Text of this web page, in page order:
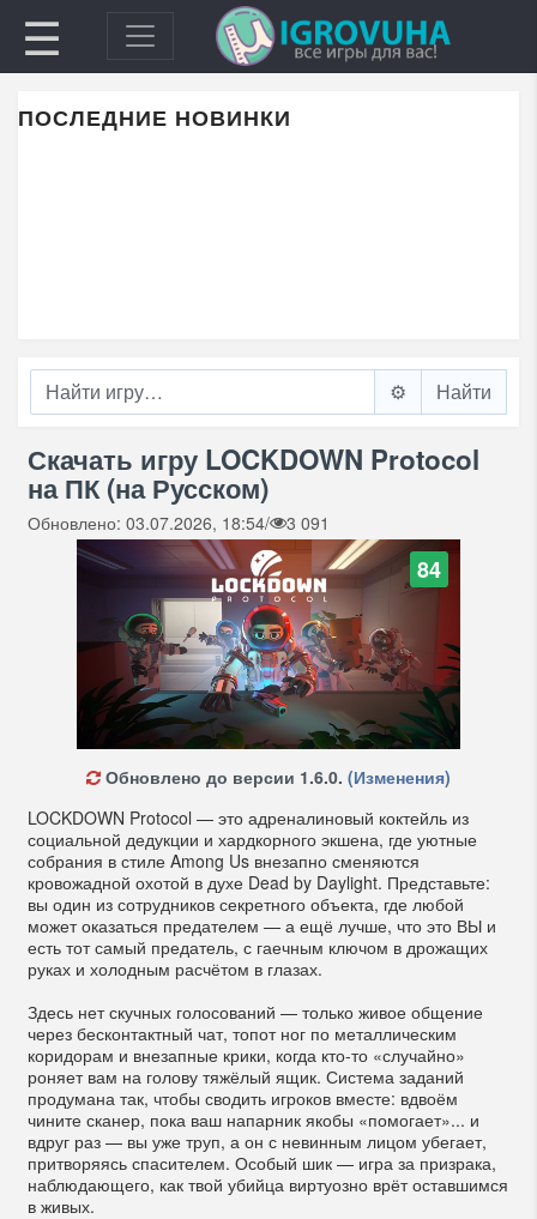
☰
ПОСЛЕДНИЕ НОВИНКИ
⚙️
Скачать игру LOCKDOWN Protocol
на ПК (на Русском)
Обновлено: 03.07.2026, 18:54/ 3 091
84
Обновлено до версии 1.6.0. (Изменения)
LOCKDOWN Protocol — это адреналиновый коктейль из
социальной дедукции и хардкорного экшена, где уютные
собрания в стиле Among Us внезапно сменяются
кровожадной охотой в духе Dead by Daylight. Представьте:
вы один из сотрудников секретного объекта, где любой
может оказаться предателем — а ещё лучше, что это ВЫ и
есть тот самый предатель, с гаечным ключом в дрожащих
руках и холодным расчётом в глазах.
Здесь нет скучных голосований — только живое общение
через бесконтактный чат, топот ног по металлическим
коридорам и внезапные крики, когда кто-то «случайно»
роняет вам на голову тяжёлый ящик. Система заданий
продумана так, чтобы сводить игроков вместе: вдвоём
чините сканер, пока ваш напарник якобы «помогает»... и
вдруг раз — вы уже труп, а он с невинным лицом убегает,
притворяясь спасителем. Особый шик — игра за призрака,
наблюдающего, как твой убийца виртуозно врёт оставшимся
в живых.